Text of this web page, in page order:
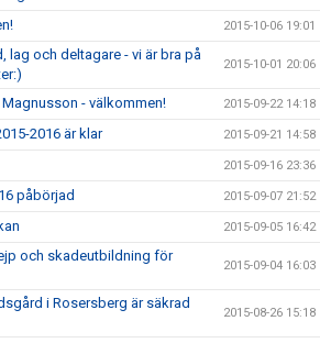
2015-10-06 19:01
lag och deltagare - vi är bra på
2015-10-01 20:06
- välkommen! 2015-09-22 14:18
2016 är klar 2015-09-21 14:58
2015-09-16 23:36
påbörjad 2015-09-07 21:52
2015-09-05 16:42
och skadeutbildning för
2015-09-04 16:03
i Rosersberg är säkrad
2015-08-26 15:18